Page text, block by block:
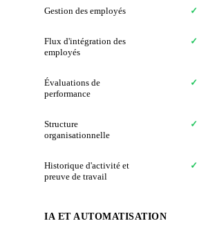
Gestion des employés ✓
Flux d'intégration des
employés
✓
Évaluations de
performance
✓
Structure
organisationnelle
✓
Historique d'activité et
preuve de travail
✓
IA ET AUTOMATISATION